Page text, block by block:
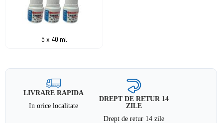
5 x 40 ml
LIVRARE RAPIDA
In orice localitate
DREPT DE RETUR 14
ZILE
Drept de retur 14 zile